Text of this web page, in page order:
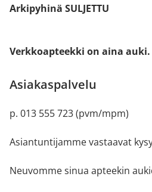
Arkipyhinä SULJETTU
Verkkoapteekki on aina auki.
Asiakaspalvelu
p. 013 555 723 (pvm/mpm)
Asiantuntijamme vastaavat
Neuvomme sinua apteekin